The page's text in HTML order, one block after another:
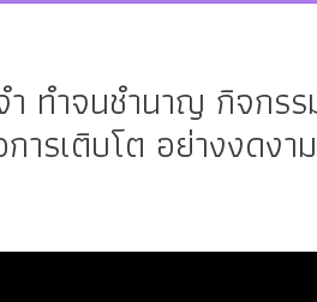
ทำจนชำนาญ กิจกรร
รเติบโต อย่างงดงาม